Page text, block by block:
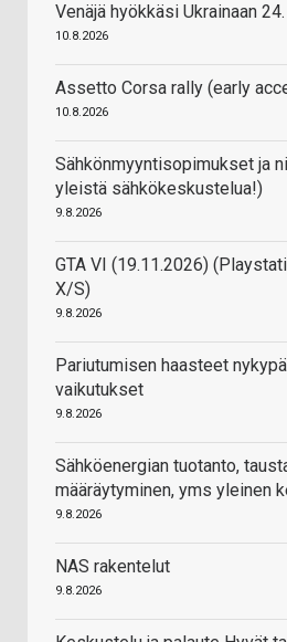
Venäjä hyökkäsi Ukrainaan
10.8.2026
Assetto Corsa rally (early
10.8.2026
Sähkönmyyntisopimukset ja
yleistä sähkökeskustelua!)
9.8.2026
GTA VI (19.11.2026)
X/S)
9.8.2026
Pariutumisen haasteet
vaikutukset
9.8.2026
Sähköenergian tuotanto,
määräytyminen, yms yleinen
9.8.2026
NAS rakentelut
9.8.2026